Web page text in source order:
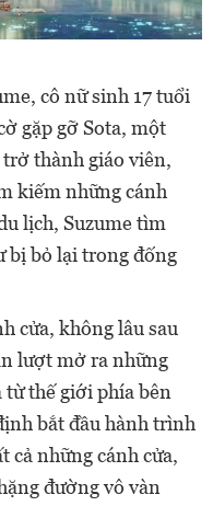
cô nữ sinh 17 tuổi
gặp gỡ Sota, một
thành giáo viên,
kiếm những cánh
lịch, Suzume tìm
bị bỏ lại trong đống
cửa, không lâu sau
lượt mở ra những
từ thế giới phía bên
bắt đầu hành trình
cả những cánh cửa,
đường vô vàn